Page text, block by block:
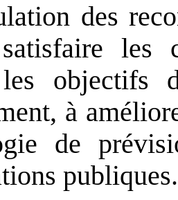
des
les
les objectifs
à
de
publiques.